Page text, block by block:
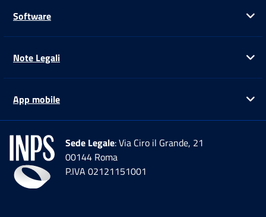
Software
Note Legali
App mobile
Sede Legale: Via Ciro il Grande, 21
00144 Roma
P.IVA 02121151001